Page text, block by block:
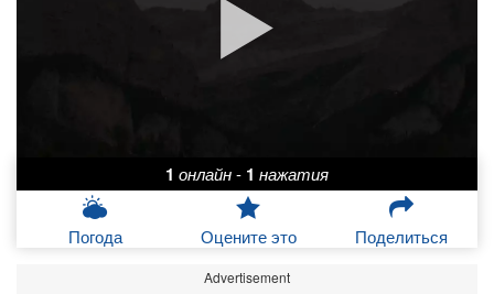
1 онлайн- 1 нажатия
Погода Оцените это Поделиться
Advertisement